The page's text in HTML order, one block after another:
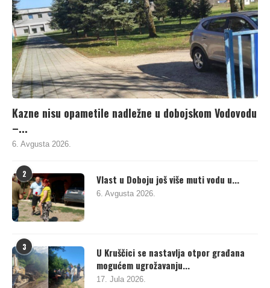
Kazne nisu opametile nadležne u dobojskom Vodovodu
–...
6. Avgusta 2026.
2 Vlast u Doboju još više muti vodu u...
6. Avgusta 2026.
3
U Kruščici se nastavlja otpor građana
mogućem ugrožavanju...
17. Jula 2026.